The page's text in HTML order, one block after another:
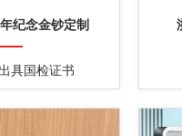
纪念金钞定制
具国检证书